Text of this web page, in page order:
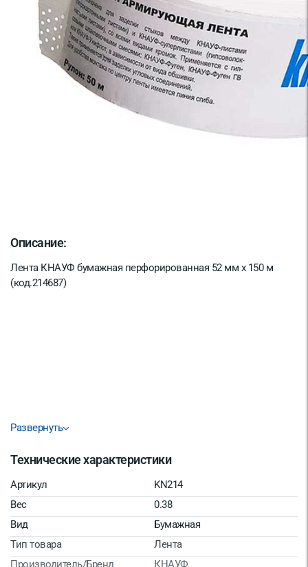
Описание:
Лента КНАУФ бумажная перфорированная 52 мм х 150 м
(код.214687)
Развернуть
Технические характеристики
Артикул
KN214
Вес
0.38
Вид
Бумажная
Тип товара
Лента
Производитель/Бренд
КНАУФ